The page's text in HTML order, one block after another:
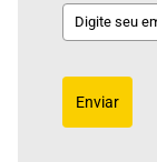
Enviar